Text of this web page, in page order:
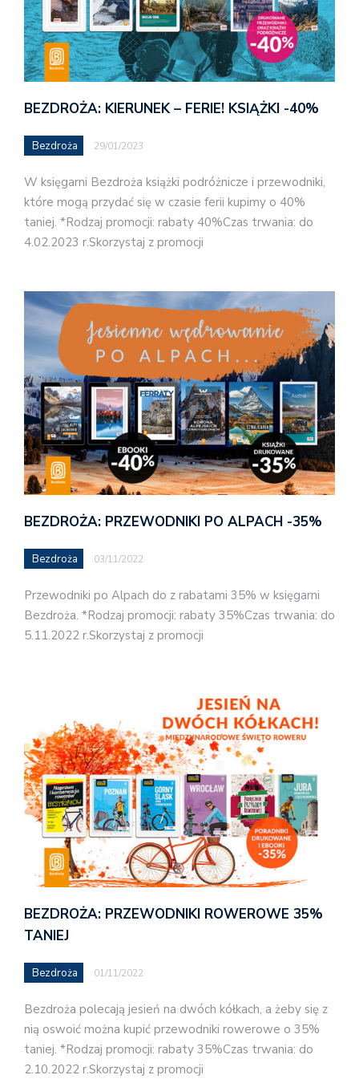
BEZDROŻA: KIERUNEK – FERIE! KSIĄŻKI -40%
Bezdroża 29/01/2023
W księgarni Bezdroża książki podróżnicze i przewodniki,
które mogą przydać się w czasie ferii kupimy o 40%
taniej. *Rodzaj promocji: rabaty 40%Czas trwania: do
4.02.2023 r.Skorzystaj z promocji
BEZDROŻA: PRZEWODNIKI PO ALPACH -35%
Bezdroża 03/11/2022
Przewodniki po Alpach do z rabatami 35% w księgarni
Bezdroża. *Rodzaj promocji: rabaty 35%Czas trwania: do
5.11.2022 r.Skorzystaj z promocji
BEZDROŻA: PRZEWODNIKI ROWEROWE 35%
TANIEJ
Bezdroża 01/11/2022
Bezdroża polecają jesień na dwóch kółkach, a żeby się z
nią oswoić można kupić przewodniki rowerowe o 35%
taniej. *Rodzaj promocji: rabaty 35%Czas trwania: do
2.10.2022 r.Skorzystaj z promocji